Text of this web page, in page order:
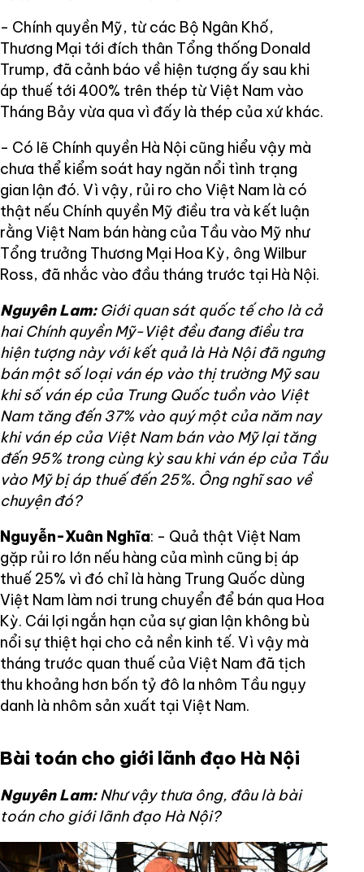
- Chính quyền Mỹ, từ các Bộ Ngân Khố,
Thương Mại tới đích thân Tổng thống Donald
Trump, đã cảnh báo về hiện tượng ấy sau khi
áp thuế tới 400% trên thép từ Việt Nam vào
Tháng Bảy vừa qua vì đấy là thép của xứ khác.
- Có lẽ Chính quyền Hà Nội cũng hiểu vậy mà
chưa thể kiểm soát hay ngăn nổi tình trạng
gian lận đó. Vì vậy, rủi ro cho Việt Nam là có
thật nếu Chính quyền Mỹ điều tra và kết luận
rằng Việt Nam bán hàng của Tầu vào Mỹ như
Tổng trưởng Thương Mại Hoa Kỳ, ông Wilbur
Ross, đã nhắc vào đầu tháng trước tại Hà Nội.
Nguyên Lam: Giới quan sát quốc tế cho là cả
hai Chính quyền Mỹ-Việt đều đang điều tra
hiện tượng này với kết quả là Hà Nội đã ngưng
bán một số loại ván ép vào thị trường Mỹ sau
khi số ván ép của Trung Quốc tuồn vào Việt
Nam tăng đến 37% vào quý một của năm nay
khi ván ép của Việt Nam bán vào Mỹ lại tăng
đến 95% trong cùng kỳ sau khi ván ép của Tầu
vào Mỹ bị áp thuế đến 25%. Ông nghĩ sao về
chuyện đó?
Nguyễn-Xuân Nghĩa: - Quả thật Việt Nam
gặp rủi ro lớn nếu hàng của mình cũng bị áp
thuế 25% vì đó chỉ là hàng Trung Quốc dùng
Việt Nam làm nơi trung chuyển để bán qua Hoa
Kỳ. Cái lợi ngắn hạn của sự gian lận không bù
nổi sự thiệt hại cho cả nền kinh tế. Vì vậy mà
tháng trước quan thuế của Việt Nam đã tịch
thu khoảng hơn bốn tỷ đô la nhôm Tầu ngụy
danh là nhôm sản xuất tại Việt Nam.
Bài toán cho giới lãnh đạo Hà Nội
Nguyên Lam: Như vậy thưa ông, đâu là bài
toán cho giới lãnh đạo Hà Nội?